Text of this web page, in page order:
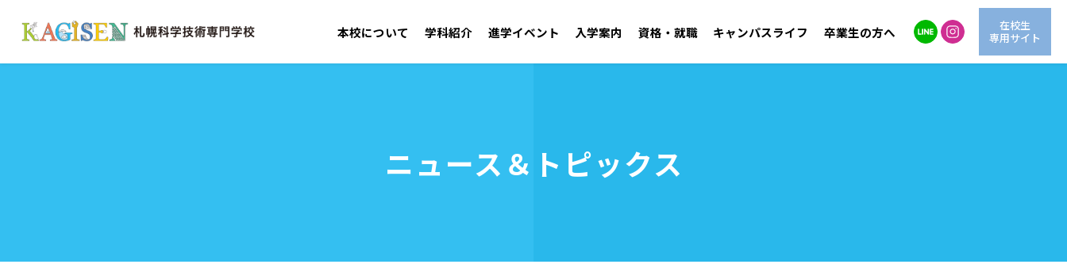
本校について 学科紹介 進学イベント 入学案内
アドミッションポリシー 募集要項
資格・就職
取得可能資格 就職実績 OB・OG紹介
キャンパスライフ
学生支援センター 年間行事・クラブ活動
卒業生の方へ
在校生
専用サイト
ニュース＆トピックス